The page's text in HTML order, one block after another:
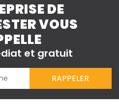
DE
VOUS
et gratuit